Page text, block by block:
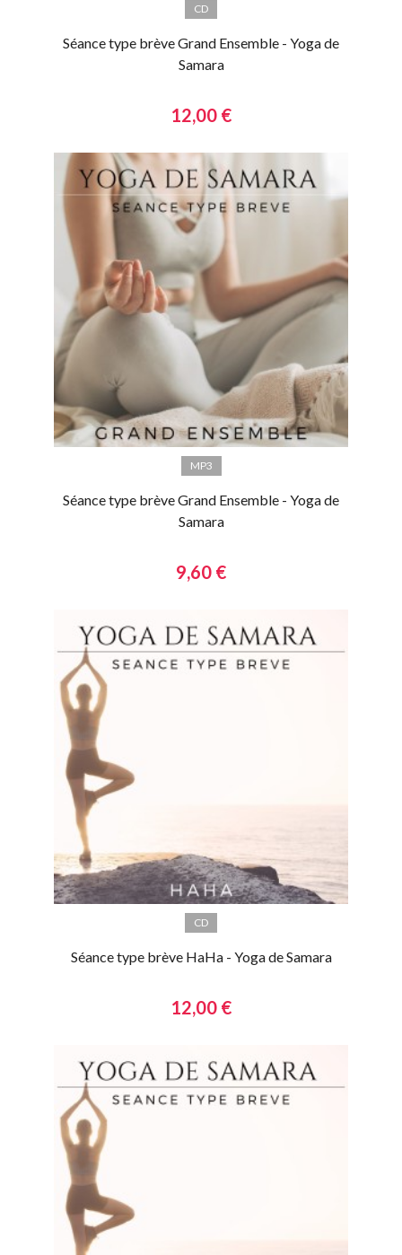
CD
Séance type brève Grand Ensemble - Yoga de
Samara
12,00 €
MP3
Séance type brève Grand Ensemble - Yoga de
Samara
9,60 €
CD
Séance type brève HaHa - Yoga de Samara
12,00 €